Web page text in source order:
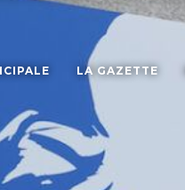
LA GAZETTE